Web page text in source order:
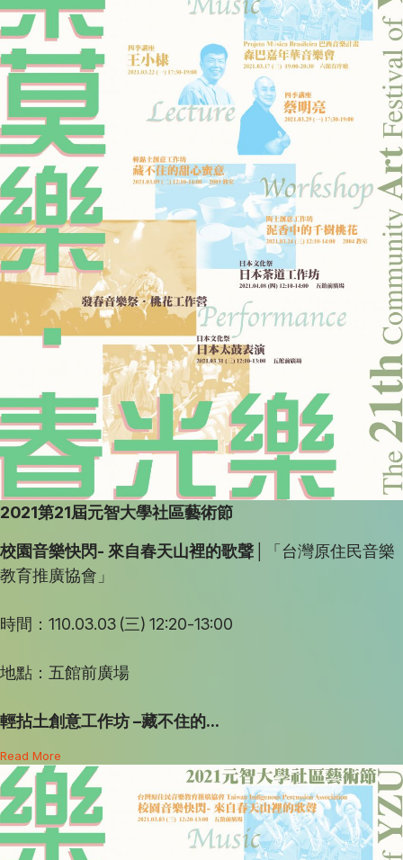
2021第21屆元智大學社區藝術節
校園音樂快閃- 來自春天山裡的歌聲│
「台灣原住民音樂
教育推廣協會」
時間：110.03.03 (三) 12:20-13:00
地點：五館前廣場
輕拈土創意工作坊–藏不住的...
Read More